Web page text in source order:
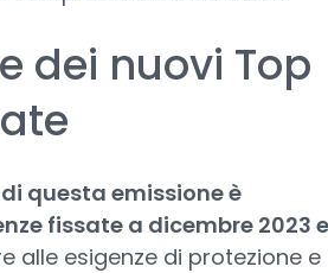
dei nuovi Top
questa emissione è
fissate a dicembre 2023 e
alle esigenze di protezione e